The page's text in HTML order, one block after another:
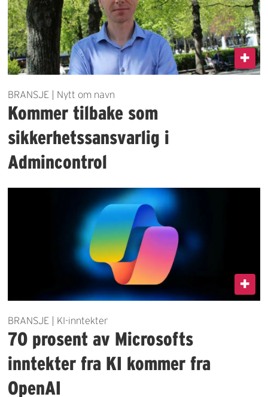
BRANSJE | Nytt om navn
Kommer tilbake som
sikkerhetssansvarlig i
Admincontrol
BRANSJE | KI-inntekter
70 prosent av Microsofts
inntekter fra KI kommer fra
OpenAI